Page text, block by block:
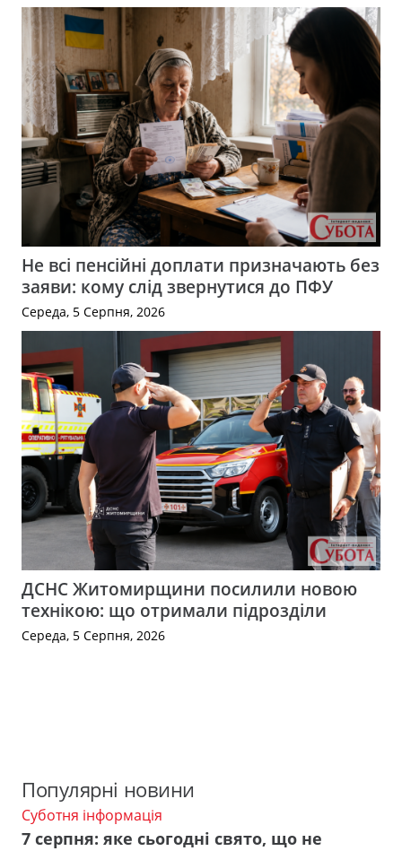
Не всі пенсійні доплати призначають без
заяви: кому слід звернутися до ПФУ
Середа, 5 Серпня, 2026
ДСНС Житомирщини посилили новою
технікою: що отримали підрозділи
Середа, 5 Серпня, 2026
Популярні новини
Суботня інформація
7 серпня: яке сьогодні свято, що не